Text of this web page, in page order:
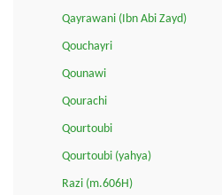
Qayrawani (Ibn Abi Zayd)
Qouchayri
Qounawi
Qourachi
Qourtoubi
Qourtoubi (yahya)
Razi (m.606H)